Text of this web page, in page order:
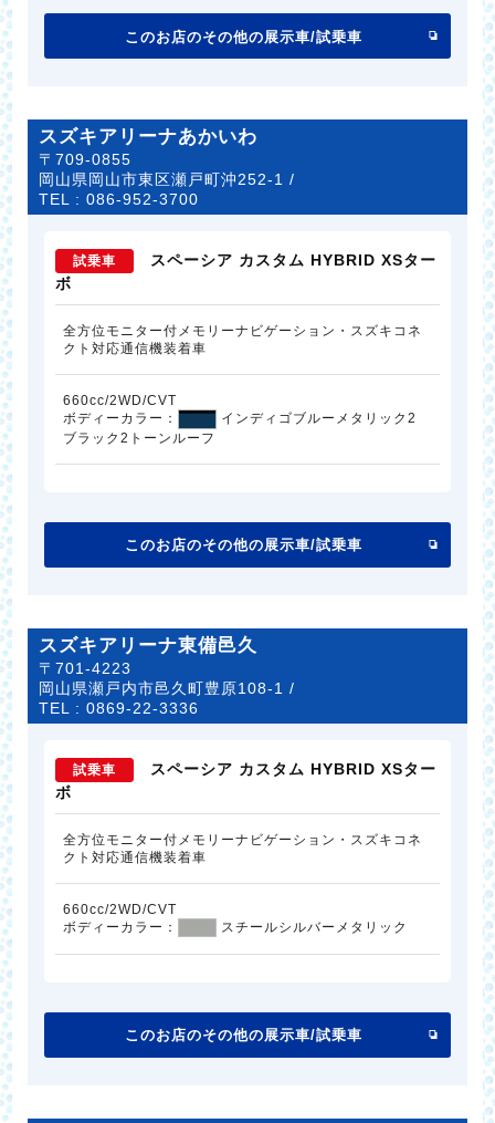
このお店のその他の展示車/試乗車
スズキアリーナあかいわ
〒709-0855
岡山県岡山市東区瀬戸町沖252-1 /
TEL :086-952-3700
試乗車
スペーシア カスタム HYBRID XSター
ボ
全方位モニター付メモリーナビゲーション・スズキコネ
クト対応通信機装着車
660cc/2WD/CVT
ボディーカラー：
インディゴブルーメタリック2
ブラック2トーンルーフ
このお店のその他の展示車/試乗車
スズキアリーナ東備邑久
〒701-4223
岡山県瀬戸内市邑久町豊原108-1 /
TEL :0869-22-3336
試乗車
スペーシア カスタム HYBRID XSター
ボ
全方位モニター付メモリーナビゲーション・スズキコネ
クト対応通信機装着車
660cc/2WD/CVT
ボディーカラー：
スチールシルバーメタリック
このお店のその他の展示車/試乗車